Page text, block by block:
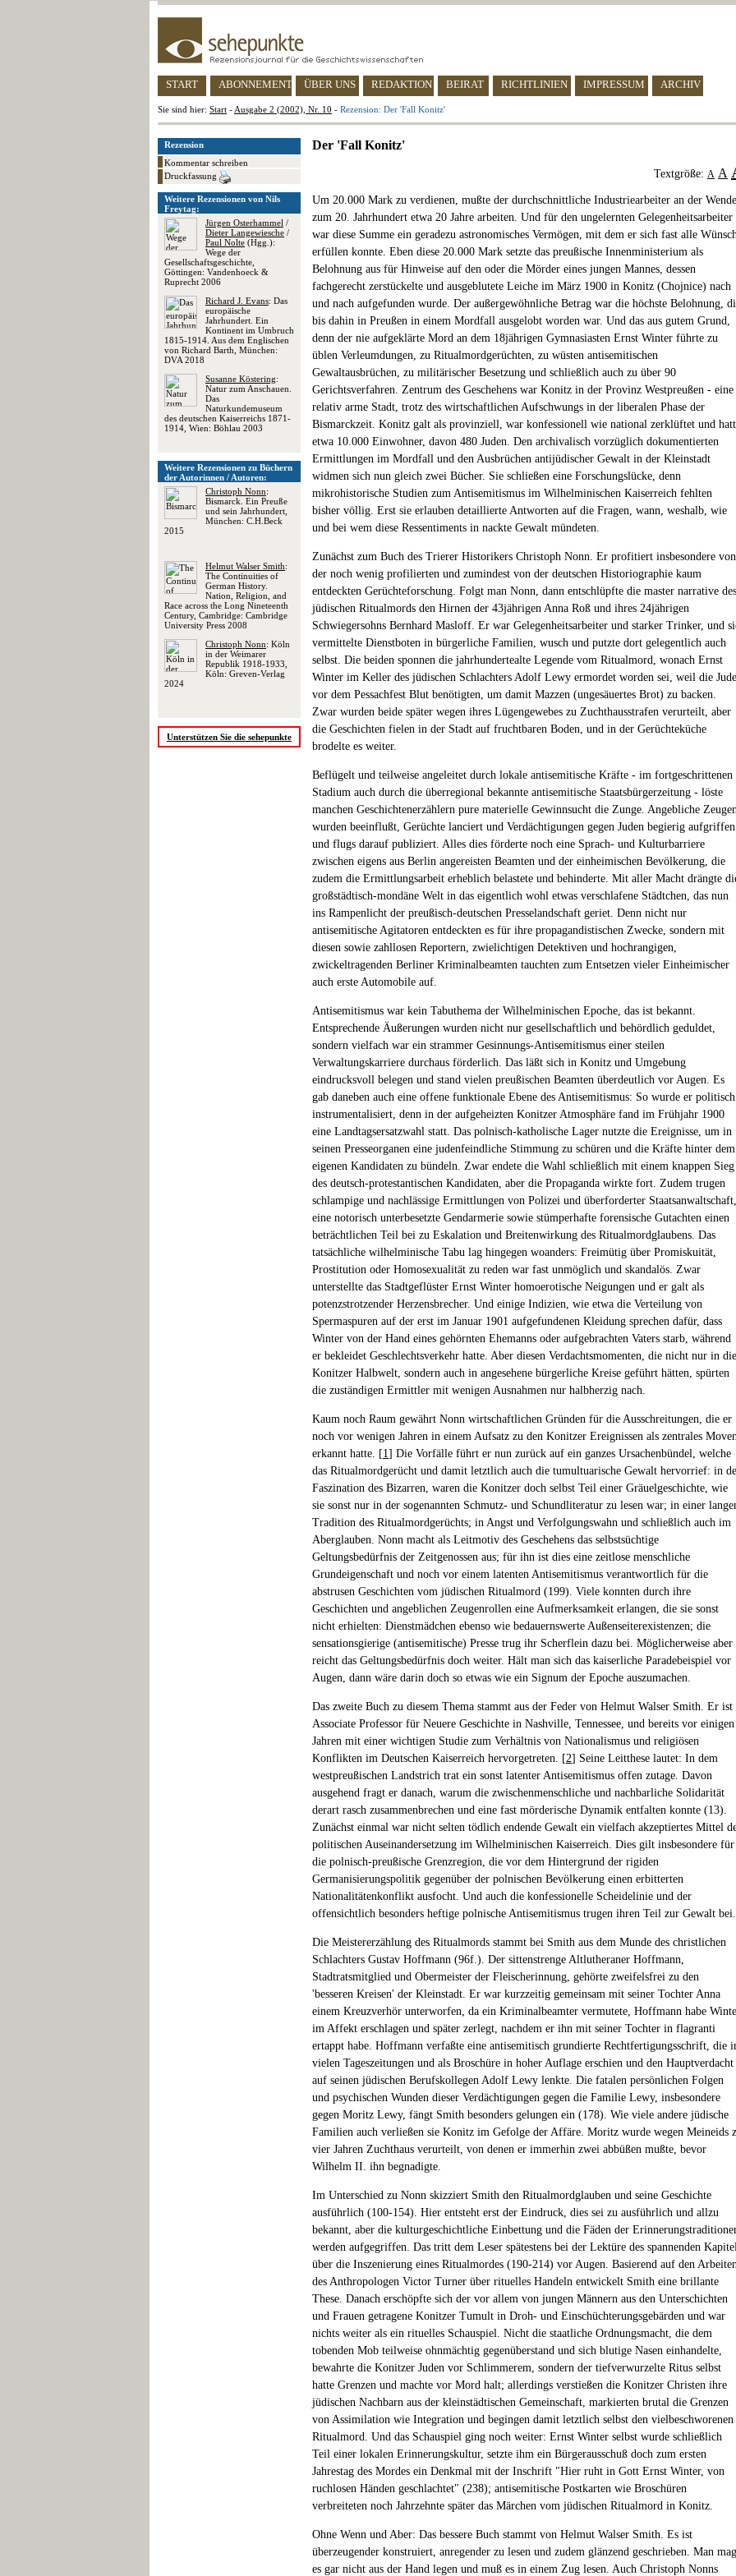
START ABONNEMENT ÜBER UNS REDAKTION BEIRAT RICHTLINIEN IMPRESSUM ARCHIV
Sie sind hier: Start - Ausgabe 2 (2002), Nr. 10 - Rezension: Der 'Fall Konitz'
Rezension
Kommentar schreiben
Druckfassung
Weitere Rezensionen von Nils
Freytag:
Jürgen Osterhammel /
Dieter Langewiesche /
Paul Nolte (Hgg.):
Wege der
Gesellschaftsgeschichte,
Göttingen: Vandenhoeck &
Ruprecht 2006
Richard J. Evans: Das
europäische
Jahrhundert. Ein
Kontinent im Umbruch
1815-1914. Aus dem Englischen
von Richard Barth, München:
DVA 2018
Susanne Köstering:
Natur zum Anschauen.
Das
Naturkundemuseum
des deutschen Kaiserreichs 1871-
1914, Wien: Böhlau 2003
Weitere Rezensionen zu Büchern
der Autorinnen / Autoren:
Christoph Nonn:
Bismarck. Ein Preuße
und sein Jahrhundert,
München: C.H.Beck
2015
Helmut Walser Smith:
The Continuities of
German History.
Nation, Religion, and
Race across the Long Nineteenth
Century, Cambridge: Cambridge
University Press 2008
Christoph Nonn: Köln
in der Weimarer
Republik 1918-1933,
Köln: Greven-Verlag
2024
Unterstützen Sie die sehepunkte
Der 'Fall Konitz'
Textgröße: A A
Um 20.000 Mark zu verdienen, mußte der durchschnittliche Industriearbeiter an der Wende
zum 20. Jahrhundert etwa 20 Jahre arbeiten. Und für den ungelernten Gelegenheitsarbeiter
war diese Summe ein geradezu astronomisches Vermögen, mit dem er sich fast alle
erfüllen konnte. Eben diese 20.000 Mark setzte das preußische Innenministerium als
Belohnung aus für Hinweise auf den oder die Mörder eines jungen Mannes, dessen
fachgerecht zerstückelte und ausgeblutete Leiche im März 1900 in Konitz (Chojnice) nach
und nach aufgefunden wurde. Der außergewöhnliche Betrag war die höchste Belohnung,
bis dahin in Preußen in einem Mordfall ausgelobt worden war. Und das aus gutem Grund,
denn der nie aufgeklärte Mord an dem 18jährigen Gymnasiasten Ernst Winter führte zu
üblen Verleumdungen, zu Ritualmordgerüchten, zu wüsten antisemitischen
Gewaltausbrüchen, zu militärischer Besetzung und schließlich auch zu über 90
Gerichtsverfahren. Zentrum des Geschehens war Konitz in der Provinz Westpreußen - eine
relativ arme Stadt, trotz des wirtschaftlichen Aufschwungs in der liberalen Phase der
Bismarckzeit. Konitz galt als provinziell, war konfessionell wie national zerklüftet und
etwa 10.000 Einwohner, davon 480 Juden. Den archivalisch vorzüglich dokumentierten
Ermittlungen im Mordfall und den Ausbrüchen antijüdischer Gewalt in der Kleinstadt
widmen sich nun gleich zwei Bücher. Sie schließen eine Forschungslücke, denn
mikrohistorische Studien zum Antisemitismus im Wilhelminischen Kaiserreich fehlten
bisher völlig. Erst sie erlauben detaillierte Antworten auf die Fragen, wann, weshalb, wie
und bei wem diese Ressentiments in nackte Gewalt mündeten.
Zunächst zum Buch des Trierer Historikers Christoph Nonn. Er profitiert insbesondere von
der noch wenig profilierten und zumindest von der deutschen Historiographie kaum
entdeckten Gerüchteforschung. Folgt man Nonn, dann entschlüpfte die master narrative des
jüdischen Ritualmords den Hirnen der 43jährigen Anna Roß und ihres 24jährigen
Schwiegersohns Bernhard Masloff. Er war Gelegenheitsarbeiter und starker Trinker, und
vermittelte Dienstboten in bürgerliche Familien, wusch und putzte dort gelegentlich auch
selbst. Die beiden sponnen die jahrhundertealte Legende vom Ritualmord, wonach Ernst
Winter im Keller des jüdischen Schlachters Adolf Lewy ermordet worden sei, weil die
vor dem Pessachfest Blut benötigten, um damit Mazzen (ungesäuertes Brot) zu backen.
Zwar wurden beide später wegen ihres Lügengewebes zu Zuchthausstrafen verurteilt, aber
die Geschichten fielen in der Stadt auf fruchtbaren Boden, und in der Gerüchteküche
brodelte es weiter.
Beflügelt und teilweise angeleitet durch lokale antisemitische Kräfte - im fortgeschrittenen
Stadium auch durch die überregional bekannte antisemitische Staatsbürgerzeitung - löste
manchen Geschichtenerzählern pure materielle Gewinnsucht die Zunge. Angebliche
wurden beeinflußt, Gerüchte lanciert und Verdächtigungen gegen Juden begierig aufgriffen
und flugs darauf publiziert. Alles dies förderte noch eine Sprach- und Kulturbarriere
zwischen eigens aus Berlin angereisten Beamten und der einheimischen Bevölkerung, die
zudem die Ermittlungsarbeit erheblich belastete und behinderte. Mit aller Macht drängte
großstädtisch-mondäne Welt in das eigentlich wohl etwas verschlafene Städtchen, das nun
ins Rampenlicht der preußisch-deutschen Presselandschaft geriet. Denn nicht nur
antisemitische Agitatoren entdeckten es für ihre propagandistischen Zwecke, sondern mit
diesen sowie zahllosen Reportern, zwielichtigen Detektiven und hochrangigen,
zwickeltragenden Berliner Kriminalbeamten tauchten zum Entsetzen vieler Einheimischer
auch erste Automobile auf.
Antisemitismus war kein Tabuthema der Wilhelminischen Epoche, das ist bekannt.
Entsprechende Äußerungen wurden nicht nur gesellschaftlich und behördlich geduldet,
sondern vielfach war ein strammer Gesinnungs-Antisemitismus einer steilen
Verwaltungskarriere durchaus förderlich. Das läßt sich in Konitz und Umgebung
eindrucksvoll belegen und stand vielen preußischen Beamten überdeutlich vor Augen. Es
gab daneben auch eine offene funktionale Ebene des Antisemitismus: So wurde er politisch
instrumentalisiert, denn in der aufgeheizten Konitzer Atmosphäre fand im Frühjahr 1900
eine Landtagsersatzwahl statt. Das polnisch-katholische Lager nutzte die Ereignisse, um in
seinen Presseorganen eine judenfeindliche Stimmung zu schüren und die Kräfte hinter dem
eigenen Kandidaten zu bündeln. Zwar endete die Wahl schließlich mit einem knappen Sieg
des deutsch-protestantischen Kandidaten, aber die Propaganda wirkte fort. Zudem trugen
schlampige und nachlässige Ermittlungen von Polizei und überforderter Staatsanwaltschaft,
eine notorisch unterbesetzte Gendarmerie sowie stümperhafte forensische Gutachten einen
beträchtlichen Teil bei zu Eskalation und Breitenwirkung des Ritualmordglaubens. Das
tatsächliche wilhelminische Tabu lag hingegen woanders: Freimütig über Promiskuität,
Prostitution oder Homosexualität zu reden war fast unmöglich und skandalös. Zwar
unterstellte das Stadtgeflüster Ernst Winter homoerotische Neigungen und er galt als
potenzstrotzender Herzensbrecher. Und einige Indizien, wie etwa die Verteilung von
Spermaspuren auf der erst im Januar 1901 aufgefundenen Kleidung sprechen dafür, dass
Winter von der Hand eines gehörnten Ehemanns oder aufgebrachten Vaters starb, während
er bekleidet Geschlechtsverkehr hatte. Aber diesen Verdachtsmomenten, die nicht nur in die
Konitzer Halbwelt, sondern auch in angesehene bürgerliche Kreise geführt hätten, spürten
die zuständigen Ermittler mit wenigen Ausnahmen nur halbherzig nach.
Kaum noch Raum gewährt Nonn wirtschaftlichen Gründen für die Ausschreitungen, die er
noch vor wenigen Jahren in einem Aufsatz zu den Konitzer Ereignissen als zentrales
erkannt hatte. [1] Die Vorfälle führt er nun zurück auf ein ganzes Ursachenbündel, welche
das Ritualmordgerücht und damit letztlich auch die tumultuarische Gewalt hervorrief: in
Faszination des Bizarren, waren die Konitzer doch selbst Teil einer Gräuelgeschichte, wie
sie sonst nur in der sogenannten Schmutz- und Schundliteratur zu lesen war; in einer
Tradition des Ritualmordgerüchts; in Angst und Verfolgungswahn und schließlich auch im
Aberglauben. Nonn macht als Leitmotiv des Geschehens das selbstsüchtige
Geltungsbedürfnis der Zeitgenossen aus; für ihn ist dies eine zeitlose menschliche
Grundeigenschaft und noch vor einem latenten Antisemitismus verantwortlich für die
abstrusen Geschichten vom jüdischen Ritualmord (199). Viele konnten durch ihre
Geschichten und angeblichen Zeugenrollen eine Aufmerksamkeit erlangen, die sie sonst
nicht erhielten: Dienstmädchen ebenso wie bedauernswerte Außenseiterexistenzen; die
sensationsgierige (antisemitische) Presse trug ihr Scherflein dazu bei. Möglicherweise aber
reicht das Geltungsbedürfnis doch weiter. Hält man sich das kaiserliche Paradebeispiel vor
Augen, dann wäre darin doch so etwas wie ein Signum der Epoche auszumachen.
Das zweite Buch zu diesem Thema stammt aus der Feder von Helmut Walser Smith. Er ist
Associate Professor für Neuere Geschichte in Nashville, Tennessee, und bereits vor einigen
Jahren mit einer wichtigen Studie zum Verhältnis von Nationalismus und religiösen
Konflikten im Deutschen Kaiserreich hervorgetreten. [2] Seine Leitthese lautet: In dem
westpreußischen Landstrich trat ein sonst latenter Antisemitismus offen zutage. Davon
ausgehend fragt er danach, warum die zwischenmenschliche und nachbarliche Solidarität
derart rasch zusammenbrechen und eine fast mörderische Dynamik entfalten konnte (13).
Zunächst einmal war nicht selten tödlich endende Gewalt ein vielfach akzeptiertes Mittel
politischen Auseinandersetzung im Wilhelminischen Kaiserreich. Dies gilt insbesondere für
die polnisch-preußische Grenzregion, die vor dem Hintergrund der rigiden
Germanisierungspolitik gegenüber der polnischen Bevölkerung einen erbitterten
Nationalitätenkonflikt ausfocht. Und auch die konfessionelle Scheidelinie und der
offensichtlich besonders heftige polnische Antisemitismus trugen ihren Teil zur Gewalt bei.
Die Meistererzählung des Ritualmords stammt bei Smith aus dem Munde des christlichen
Schlachters Gustav Hoffmann (96f.). Der sittenstrenge Altlutheraner Hoffmann,
Stadtratsmitglied und Obermeister der Fleischerinnung, gehörte zweifelsfrei zu den
'besseren Kreisen' der Kleinstadt. Er war kurzzeitig gemeinsam mit seiner Tochter Anna
einem Kreuzverhör unterworfen, da ein Kriminalbeamter vermutete, Hoffmann habe
im Affekt erschlagen und später zerlegt, nachdem er ihn mit seiner Tochter in flagranti
ertappt habe. Hoffmann verfaßte eine antisemitisch grundierte Rechtfertigungsschrift, die
vielen Tageszeitungen und als Broschüre in hoher Auflage erschien und den Hauptverdacht
auf seinen jüdischen Berufskollegen Adolf Lewy lenkte. Die fatalen persönlichen Folgen
und psychischen Wunden dieser Verdächtigungen gegen die Familie Lewy, insbesondere
gegen Moritz Lewy, fängt Smith besonders gelungen ein (178). Wie viele andere jüdische
Familien auch verließen sie Konitz im Gefolge der Affäre. Moritz wurde wegen Meineids
vier Jahren Zuchthaus verurteilt, von denen er immerhin zwei abbüßen mußte, bevor
Wilhelm II. ihn begnadigte.
Im Unterschied zu Nonn skizziert Smith den Ritualmordglauben und seine Geschichte
ausführlich (100-154). Hier entsteht erst der Eindruck, dies sei zu ausführlich und allzu
bekannt, aber die kulturgeschichtliche Einbettung und die Fäden der
werden aufgegriffen. Das tritt dem Leser spätestens bei der Lektüre des spannenden
über die Inszenierung eines Ritualmordes (190-214) vor Augen. Basierend auf den
des Anthropologen Victor Turner über rituelles Handeln entwickelt Smith eine brillante
These. Danach erschöpfte sich der vor allem von jungen Männern aus den Unterschichten
und Frauen getragene Konitzer Tumult in Droh- und Einschüchterungsgebärden und war
nichts weiter als ein rituelles Schauspiel. Nicht die staatliche Ordnungsmacht, die dem
tobenden Mob teilweise ohnmächtig gegenüberstand und sich blutige Nasen einhandelte,
bewahrte die Konitzer Juden vor Schlimmerem, sondern der tiefverwurzelte Ritus selbst
hatte Grenzen und machte vor Mord halt; allerdings verstießen die Konitzer Christen ihre
jüdischen Nachbarn aus der kleinstädtischen Gemeinschaft, markierten brutal die Grenzen
von Assimilation wie Integration und begingen damit letztlich selbst den vielbeschworenen
Ritualmord. Und das Schauspiel ging noch weiter: Ernst Winter selbst wurde schließlich
Teil einer lokalen Erinnerungskultur, setzte ihm ein Bürgerausschuß doch zum ersten
Jahrestag des Mordes ein Denkmal mit der Inschrift "Hier ruht in Gott Ernst Winter, von
ruchlosen Händen geschlachtet" (238); antisemitische Postkarten wie Broschüren
verbreiteten noch Jahrzehnte später das Märchen vom jüdischen Ritualmord in Konitz.
Ohne Wenn und Aber: Das bessere Buch stammt von Helmut Walser Smith. Es ist
überzeugender konstruiert, anregender zu lesen und zudem glänzend geschrieben. Man mag
es gar nicht aus der Hand legen und muß es in einem Zug lesen. Auch Christoph Nonns